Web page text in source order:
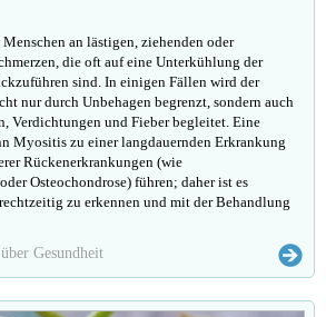
an lästigen, ziehenden oder
die oft auf eine Unterkühlung der
sind. In einigen Fällen wird der
nur durch Unbehagen begrenzt, sondern auch
Verdichtungen und Fieber begleitet. Eine
Myositis zu einer langdauernden Erkrankung
Rückenerkrankungen (wie
Osteochondrose) führen; daher ist es
zu erkennen und mit der Behandlung
Gesundheit